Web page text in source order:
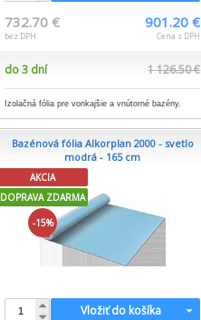
732.70 €
bez DPH
901.20 €
Cena s DPH
do 3 dní 1 126.50 €
Izolačná fólia pre vonkajšie a vnútorné bazény.
Bazénová fólia Alkorplan 2000 - svetlo
modrá - 165 cm
AKCIA
DOPRAVA ZDARMA
-15%
Vložiť do košíka